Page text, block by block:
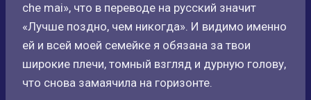
che mai», что в переводе на русский значит
«Лучше поздно, чем никогда». И видимо именно
ей и всей моей семейке я обязана за твои
широкие плечи, томный взгляд и дурную голову,
что снова замаячила на горизонте.